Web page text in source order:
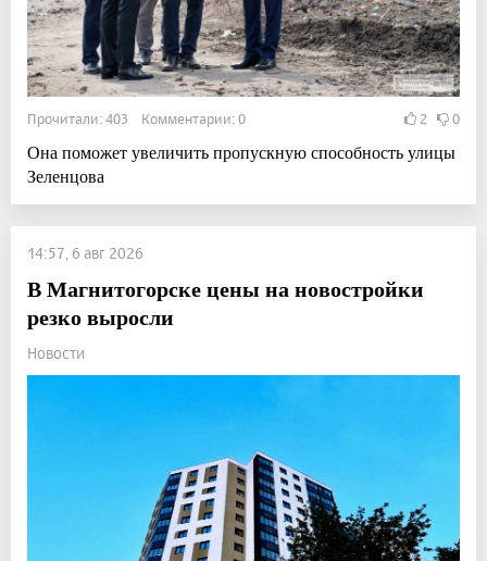
Прочитали: 403 Комментарии: 0 2 0
Она поможет увеличить пропускную способность улицы
Зеленцова
14:57, 6 авг 2026
В Магнитогорске цены на новостройки
резко выросли
Новости